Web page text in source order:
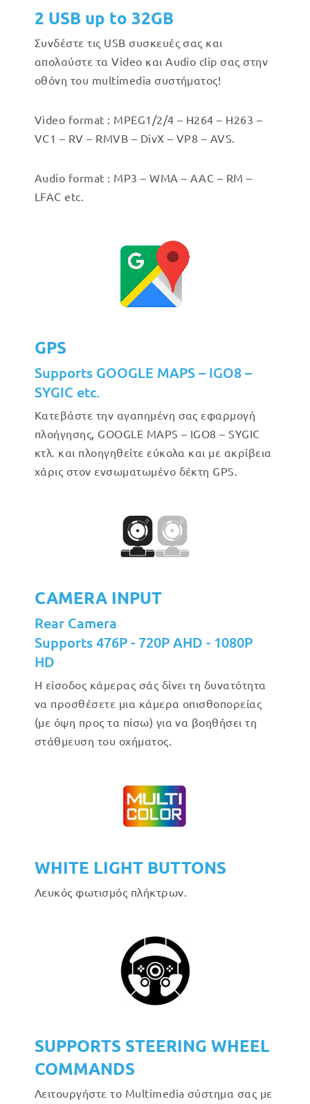
2 USB up to 32GB
Συνδέστε τις USB συσκευές σας και
απολαύστε τα Video και Audio clip σας στην
οθόνη του multimedia συστήματος!
Video format : MPEG1/2/4 – H264 – H263 –
VC1 – RV – RMVB – DivX – VP8 – AVS.
Audio format : MP3 – WMA – AAC – RM –
LFAC etc.
GPS
Supports GOOGLE MAPS – IGO8 –
SYGIC etc.
Κατεβάστε την αγαπημένη σας εφαρμογή
πλοήγησης, GOOGLE MAPS – IGO8 – SYGIC
κτλ. και πλοηγηθείτε εύκολα και με ακρίβεια
χάρις στον ενσωματωμένο δέκτη GPS.
CAMERA INPUT
Rear Camera
Supports 476P - 720P AHD - 1080P
HD
Η είσοδος κάμερας σάς δίνει τη δυνατότητα
να προσθέσετε μια κάμερα οπισθοπορείας
(με όψη προς τα πίσω) για να βοηθήσει τη
στάθμευση του οχήματος.
WHITE LIGHT BUTTONS
Λευκός φωτισμός πλήκτρων.
SUPPORTS STEERING WHEEL
COMMANDS
Λειτουργήστε το Multimedia σύστημα σας με